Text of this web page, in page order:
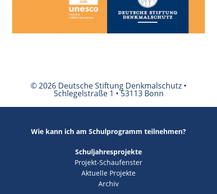
© 2026 Deutsche Stiftung Denkmalschutz •
Schlegelstraße 1 • 53113 Bonn
Wie kann ich am Schulprogramm teilnehmen?
Schuljahresprojekte
Projekt-Schaufenster
Aktuelle Projekte
Archiv